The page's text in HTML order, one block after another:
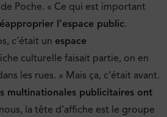
Poche. « Ce qui est important
l’espace public.
c’était un espace
culturelle faisait partie, on en
les rues. » Mais ça, c’était avant.
multinationales publicitaires ont
la tête d’affiche est le groupe